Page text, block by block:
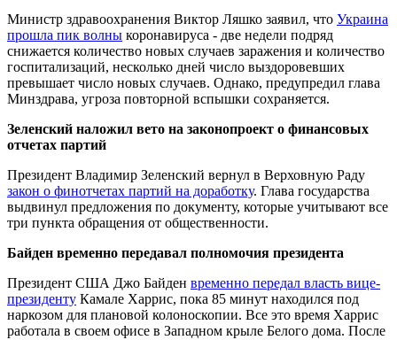
Министр здравоохранения Виктор Ляшко заявил, что Украина
прошла пик волны коронавируса - две недели подряд
снижается количество новых случаев заражения и количество
госпитализаций, несколько дней число выздоровевших
превышает число новых случаев. Однако, предупредил глава
Минздрава, угроза повторной вспышки сохраняется.
Зеленский наложил вето на законопроект о финансовых
отчетах партий
Президент Владимир Зеленский вернул в Верховную Раду
закон о финотчетах партий на доработку. Глава государства
выдвинул предложения по документу, которые учитывают все
три пункта обращения от общественности.
Байден временно передавал полномочия президента
Президент США Джо Байден временно передал власть вице-
президенту Камале Харрис, пока 85 минут находился под
наркозом для плановой колоноскопии. Все это время Харрис
работала в своем офисе в Западном крыле Белого дома. После